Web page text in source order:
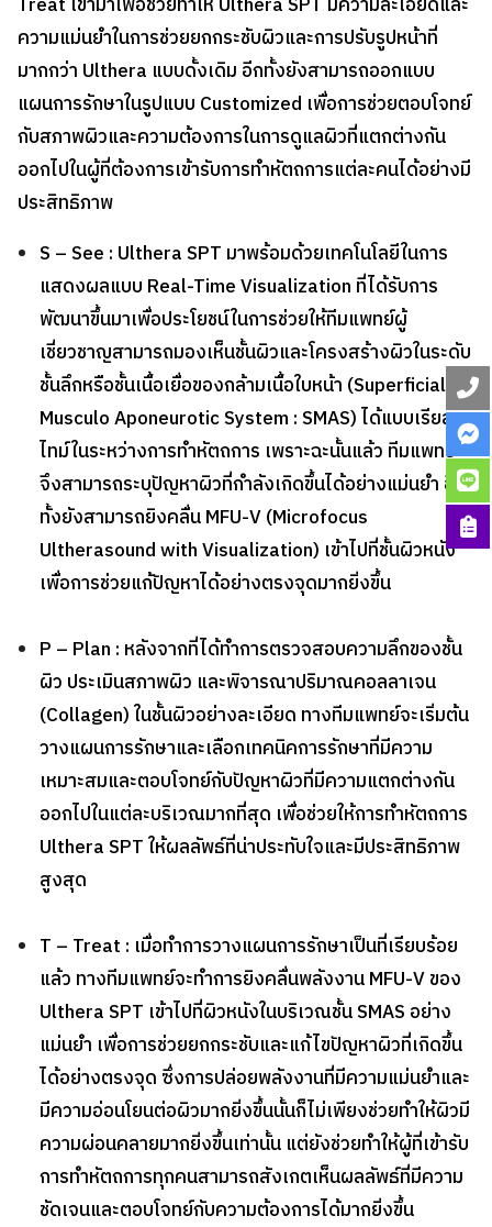
ความแม่นยำในการช่วยยกกระชับผิวและการปรับรูปหน้าที่
มากกว่า Ulthera แบบดั้งเดิม อีกทั้งยังสามารถออกแบบ
แผนการรักษาในรูปแบบ Customized เพื่อการช่วยตอบโจทย์
กับสภาพผิวและความต้องการในการดูแลผิวที่แตกต่างกัน
ออกไปในผู้ที่ต้องการเข้ารับการทำหัตถการแต่ละคนได้อย่างมี
ประสิทธิภาพ
S – See : Ulthera SPT มาพร้อมด้วยเทคโนโลยีในการ
แสดงผลแบบ Real-Time Visualization ที่ได้รับการ
พัฒนาขึ้นมาเพื่อประโยชน์ในการช่วยให้ทีมแพทย์ผู้
เชี่ยวชาญสามารถมองเห็นชั้นผิวและโครงสร้างผิวในระดับ
ชั้นลึกหรือชั้นเนื้อเยื่อของกล้ามเนื้อใบหน้า (Superficial
Musculo Aponeurotic System : SMAS) ได้แบบเรียล
ไทม์ในระหว่างการทำหัตถการ เพราะฉะนั้นแล้ว ทีมแพทย์
จึงสามารถระบุปัญหาผิวที่กำลังเกิดขึ้นได้อย่างแม่นยำ อีก
ทั้งยังสามารถยิงคลื่น MFU-V (Microfocus
Ultherasound with Visualization) เข้าไปที่ชั้นผิวหนัง
เพื่อการช่วยแก้ปัญหาได้อย่างตรงจุดมากยิ่งขึ้น
P – Plan : หลังจากที่ได้ทำการตรวจสอบความลึกของชั้น
ผิว ประเมินสภาพผิว และพิจารณาปริมาณคอลลาเจน
(Collagen) ในชั้นผิวอย่างละเอียด ทางทีมแพทย์จะเริ่มต้น
วางแผนการรักษาและเลือกเทคนิคการรักษาที่มีความ
เหมาะสมและตอบโจทย์กับปัญหาผิวที่มีความแตกต่างกัน
ออกไปในแต่ละบริเวณมากที่สุด เพื่อช่วยให้การทำหัตถการ
Ulthera SPT ให้ผลลัพธ์ที่น่าประทับใจและมีประสิทธิภาพ
สูงสุด
T – Treat : เมื่อทำการวางแผนการรักษาเป็นที่เรียบร้อย
แล้ว ทางทีมแพทย์จะทำการยิงคลื่นพลังงาน MFU-V ของ
Ulthera SPT เข้าไปที่ผิวหนังในบริเวณชั้น SMAS อย่าง
แม่นยำ เพื่อการช่วยยกกระชับและแก้ไขปัญหาผิวที่เกิดขึ้น
ได้อย่างตรงจุด ซึ่งการปล่อยพลังงานที่มีความแม่นยำและ
มีความอ่อนโยนต่อผิวมากยิ่งขึ้นนั้นก็ไม่เพียงช่วยทำให้ผิวมี
ความผ่อนคลายมากยิ่งขึ้นเท่านั้น แต่ยังช่วยทำให้ผู้ที่เข้ารับ
การทำหัตถการทุกคนสามารถสังเกตเห็นผลลัพธ์ที่มีความ
ชัดเจนและตอบโจทย์กับความต้องการได้มากยิ่งขึ้น